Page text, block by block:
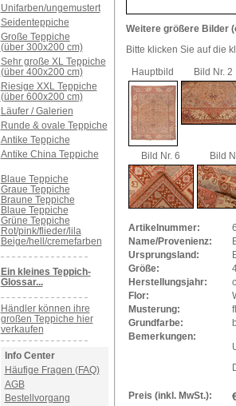
Unifarben/ungemustert
Seidenteppiche
Große Teppiche
(über 300x200 cm)
Sehr große XL Teppiche
(über 400x200 cm)
Riesige XXL Teppiche
(über 600x200 cm)
Läufer / Galerien
Runde & ovale Teppiche
Antike Teppiche
Antike China Teppiche
Blaue Teppiche
Graue Teppiche
Braune Teppiche
Blaue Teppiche
Grüne Teppiche
Rot/pink/flieder/lila
Beige/hell/cremefarben
Ein kleines Teppich-
Glossar...
Händler können ihre
großen Teppiche hier
verkaufen
Info Center
Häufige Fragen (FAQ)
AGB
Bestellvorgang
Weitere größere Bilder
Bitte klicken Sie auf die
Hauptbild
Bild Nr. 2
Bild Nr. 6 Bild
Artikelnummer:
Name/Provenienz:
Ursprungsland:
Größe:
Herstellungsjahr:
Flor:
Musterung:
Grundfarbe:
Bemerkungen:
Preis (inkl. MwSt.):